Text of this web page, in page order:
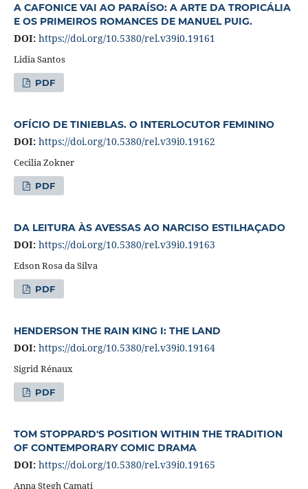
A CAFONICE VAI AO PARAÍSO: A ARTE DA TROPICÁLIA
E OS PRIMEIROS ROMANCES DE MANUEL PUIG.
DOI: https://doi.org/10.5380/rel.v39i0.19161
Lidia Santos
PDF
OFÍCIO DE TINIEBLAS. O INTERLOCUTOR FEMININO
DOI: https://doi.org/10.5380/rel.v39i0.19162
Cecilia Zokner
PDF
DA LEITURA ÀS AVESSAS AO NARCISO ESTILHAÇADO
DOI: https://doi.org/10.5380/rel.v39i0.19163
Edson Rosa da Silva
PDF
HENDERSON THE RAIN KING I: THE LAND
DOI: https://doi.org/10.5380/rel.v39i0.19164
Sigrid Rénaux
PDF
TOM STOPPARD'S POSITION WITHIN THE TRADITION
OF CONTEMPORARY COMIC DRAMA
DOI: https://doi.org/10.5380/rel.v39i0.19165
Anna Stegh Camati